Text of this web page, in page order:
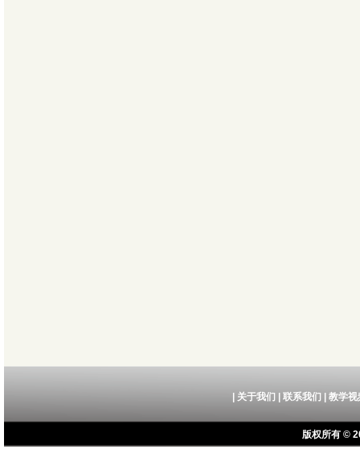
关于我们 联系我们 教学视
版权所有 ©